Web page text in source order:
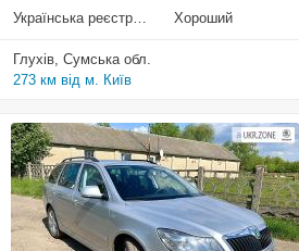
Українська реєстрація
Хороший
Глухів, Сумська обл.
273 км від м. Київ